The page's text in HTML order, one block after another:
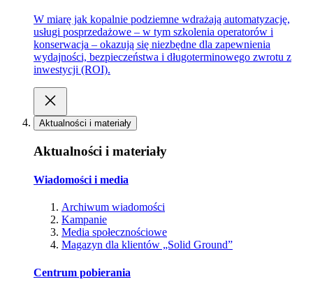
W miarę jak kopalnie podziemne wdrażają automatyzację,
usługi posprzedażowe – w tym szkolenia operatorów i
konserwacja – okazują się niezbędne dla zapewnienia
wydajności, bezpieczeństwa i długoterminowego zwrotu z
inwestycji (ROI).
Aktualności i materiały
Aktualności i materiały
Wiadomości i media
Archiwum wiadomości
Kampanie
Media społecznościowe
Magazyn dla klientów „Solid Ground”
Centrum pobierania